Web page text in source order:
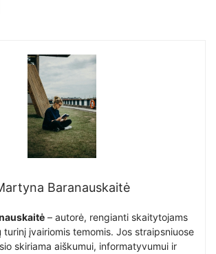
Baranauskaitė
– autorė, rengianti skaitytojams
turinį įvairiomis temomis. Jos straipsniuose
skiriama aiškumui, informatyvumui ir